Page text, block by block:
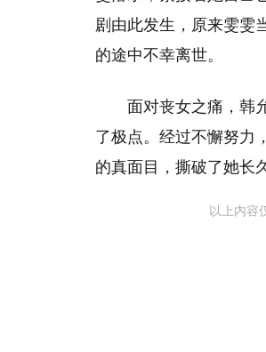
剧由此发生，原来雯雯
的途中不幸离世。
面对丧女之痛，韩
了极点。经过不懈努力
的真面目，撕破了她长
以上内容